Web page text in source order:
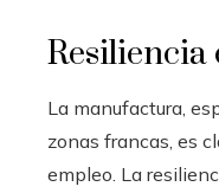
La manufactura,
zonas francas, es
empleo. La